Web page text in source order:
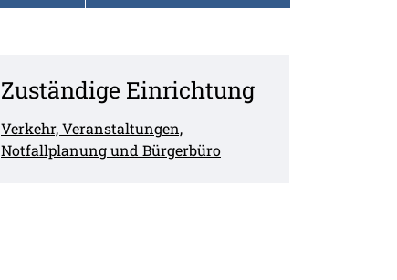
Zuständige Einrichtung
Verkehr, Veranstaltungen,
Notfallplanung und Bürgerbüro